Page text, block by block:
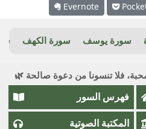
Evernote
سورة يوسف سورة الكهف
فلا تنسونا من دعوة صالحة 🌿
فهرس السور
المكتبة الصوتية